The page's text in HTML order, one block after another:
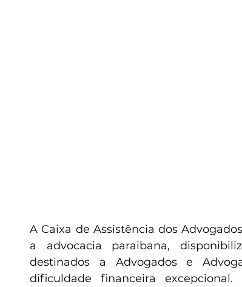
A Caixa de Assistência dos
a advocacia paraibana,
destinados a Advogados e
dificuldade financeira